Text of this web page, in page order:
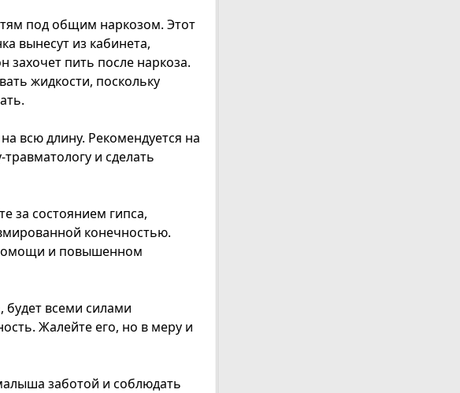
под общим наркозом. Этот
вынесут из кабинета,
захочет пить после наркоза.
жидкости, поскольку
всю длину. Рекомендуется на
и сделать
за состоянием гипса,
конечностью.
помощи и повышенном
будет всеми силами
Жалейте его, но в меру и
заботой и соблюдать